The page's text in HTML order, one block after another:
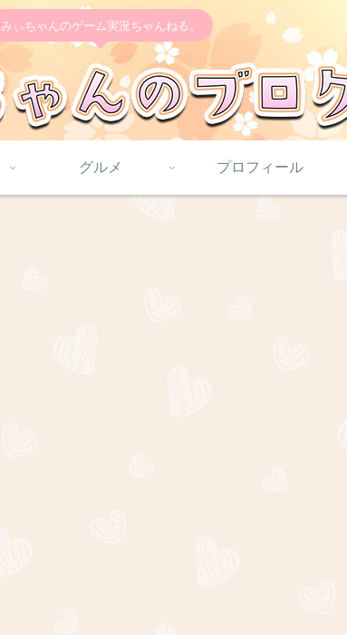
みぃちゃんのゲーム実況ちゃんねる。
グルメ プロフィール